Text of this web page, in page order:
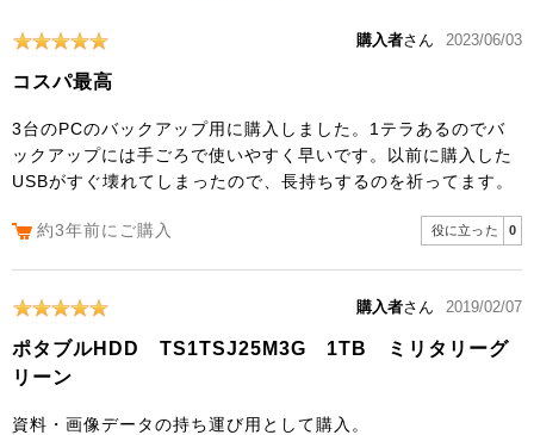
購入者さん 2023/06/03
コスパ最高
3台のPCのバックアップ用に購入しました。1テラあるのでバ
ックアップには手ごろで使いやすく早いです。以前に購入した
USBがすぐ壊れてしまったので、長持ちするのを祈ってます。
約3年前にご購入 役に立った 0
購入者さん 2019/02/07
ポタブルHDD TS1TSJ25M3G 1TB ミリタリーグ
リーン
資料・画像データの持ち運び用として購入。